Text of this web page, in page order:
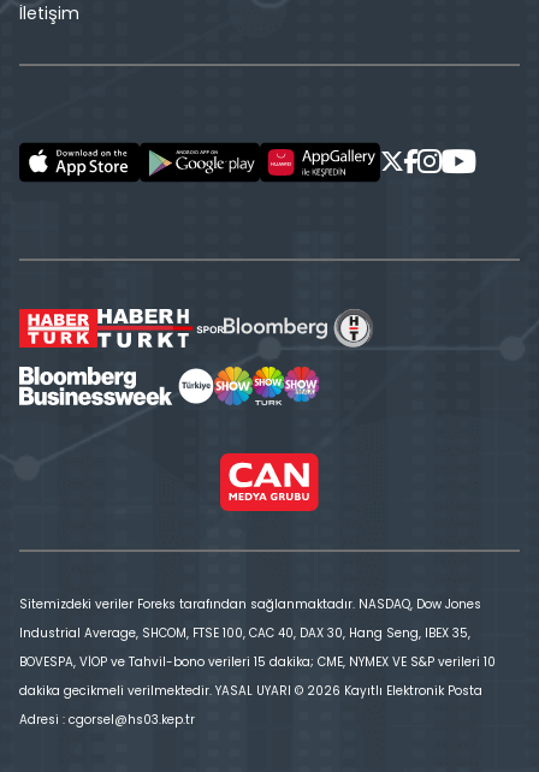
İletişim
Sitemizdeki veriler Foreks tarafından sağlanmaktadır. NASDAQ, Dow Jones
Industrial Average, SHCOM, FTSE 100, CAC 40, DAX 30, Hang Seng, IBEX 35,
BOVESPA, VİOP ve Tahvil-bono verileri 15 dakika; CME, NYMEX VE S&P verileri 10
dakika gecikmeli verilmektedir. YASAL UYARI © 2026 Kayıtlı Elektronik Posta
Adresi : cgorsel@hs03.kep.tr